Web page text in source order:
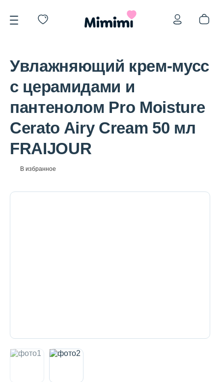
*OVERSTOCK -30%
Уход за лицом
Увлажняющий крем-мусс
с церамидами и
пантенолом Pro Moisture
Cerato Airy Cream 50 мл
FRAIJOUR
В избранное